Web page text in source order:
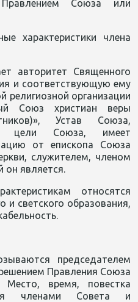
Союза или
характеристики члена
авторитет Священного
и соответствующую ему
религиозной организации
Союз христиан веры
Устав Союза,
цели Союза, имеет
от епископа Союза
служителем, членом
он является.
относятся
и светского образования,
председателем
Правления Союза
время, повестка
членами Совета и